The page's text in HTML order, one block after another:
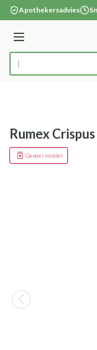
Ga naar de inhoud
Apothekersadvies
Menu
Product, merk,
Rumex
Geneesmiddel